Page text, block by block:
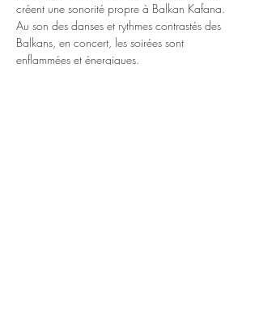
créent une sonorité propre à Balkan Kafana.
Au son des danses et rythmes contrastés des
Balkans, en concert, les soirées sont
enflammées et énergiques.